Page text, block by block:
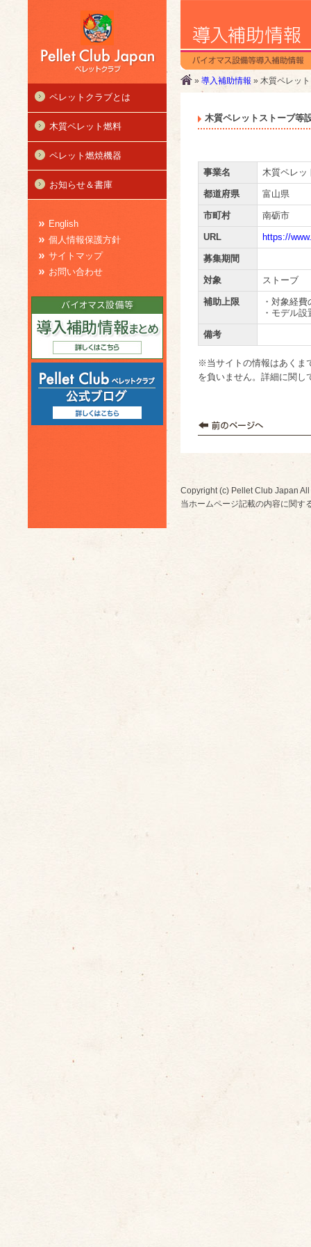
» 導入補助情報 » 木質ペレッ
木質ペレットストーブ等
事業名 木質ペレッ
都道府県 富山県
市町村 南砺市
URL https://
募集期間
対象 ストーブ
補助上限
・対象経
・モデル
備考
※当サイトの情報はあくま
を負いません。詳細に関し
ペレットクラブとは
木質ペレット燃料
ペレット燃焼機器
お知らせ＆書庫
English
個人情報保護方針
サイトマップ
お問い合わせ
Copyright (c) Pellet Club Japan
当ホームページ記載の内容に関す